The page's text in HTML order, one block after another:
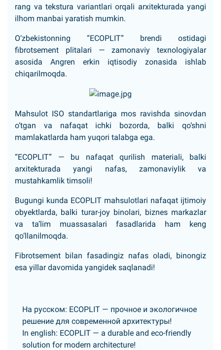
rang va tekstura variantlari orqali arxitekturada yangi
ilhom manbai yaratish mumkin.
O‘zbekistonning “ECOPLIT” brendi ostidagi
fibrotsement plitalari — zamonaviy texnologiyalar
asosida Angren erkin iqtisodiy zonasida ishlab
chiqarilmoqda.
Mahsulot ISO standartlariga mos ravishda sinovdan
o‘tgan va nafaqat ichki bozorda, balki qo‘shni
mamlakatlarda ham yuqori talabga ega.
“ECOPLIT” — bu nafaqat qurilish materiali, balki
arxitekturada yangi nafas, zamonaviylik va
mustahkamlik timsoli!
Bugungi kunda ECOPLIT mahsulotlari nafaqat ijtimoiy
obyektlarda, balki turar-joy binolari, biznes markazlar
va ta’lim muassasalari fasadlarida ham keng
qo‘llanilmoqda.
Fibrotsement bilan fasadingiz nafas oladi, binongiz
esa yillar davomida yangidek saqlanadi!
На русском: ECOPLIT — прочное и экологичное
решение для современной архитектуры!
In english: ECOPLIT — a durable and eco-friendly
solution for modern architecture!